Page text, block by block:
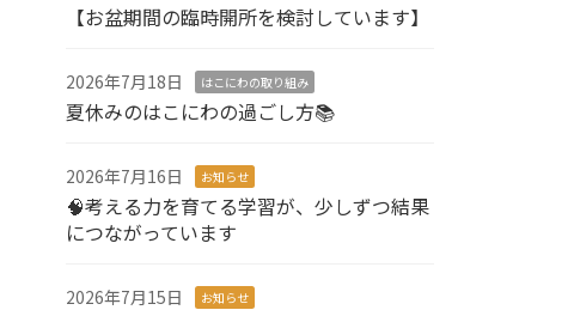
【お盆期間の臨時開所を検討しています】
2026年7月18日 はこにわの取り組み
夏休みのはこにわの過ごし方📚
2026年7月16日 お知らせ
🧠考える力を育てる学習が、少しずつ結果
につながっています
2026年7月15日 お知らせ